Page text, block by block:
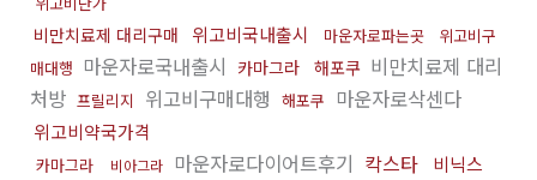
비만치료제 대리구매 위고비국내출시 마운자로파는곳
위고비구
매대행 마운자로국내출시 카마그라 해포쿠 비만치료제 대리
처방 프릴리지 위고비구매대행 해포쿠 마운자로삭센다
위고비약국가격
카마그라 비아그라 마운자로다이어트후기 칵스타 비닉스